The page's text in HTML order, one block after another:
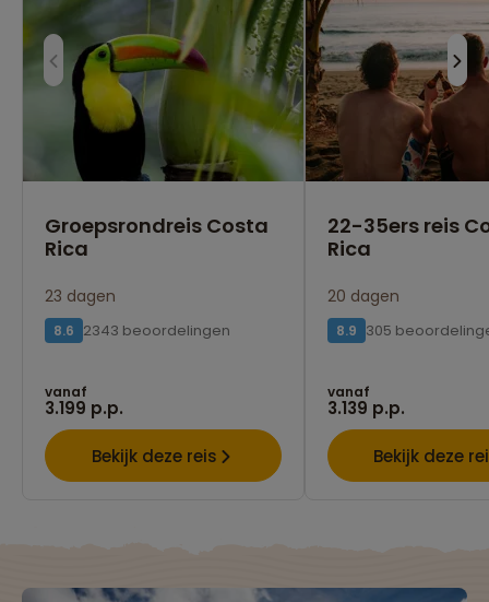
Groepsrondreis Costa
Rica
23 dagen
8.6 2343 beoordelingen
vanaf
3.199 p.p.
Bekijk deze reis
22-35ers reis
Rica
20 dagen
8.9 305
vanaf
3.139 p.p.
Bekijk deze